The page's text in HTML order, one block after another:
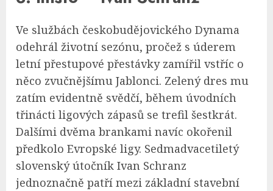
Ve službách českobudějovického Dynama
odehrál životní sezónu, pročež s úderem
letní přestupové přestávky zamířil vstříc o
něco zvučnějšímu Jablonci. Zelený dres mu
zatím evidentně svědčí, během úvodních
třinácti ligových zápasů se trefil šestkrát.
Dalšími dvěma brankami navíc okořenil
předkolo Evropské ligy. Sedmadvacetiletý
slovenský útočník Ivan Schranz
jednoznačně patří mezi základní stavební